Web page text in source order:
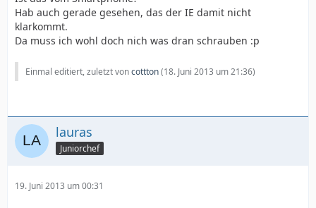
Hab auch gerade gesehen, das der IE damit nicht
klarkommt.
Da muss ich wohl doch nich was dran schrauben :p
Einmal editiert, zuletzt voncottton(18. Juni 2013 um 21:36)
lauras
Juniorchef
19. Juni 2013 um 00:31